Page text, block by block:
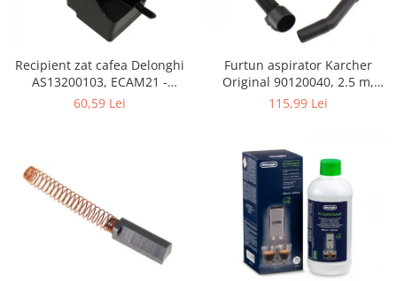
Telecomenzi garaj
Sport & Activitati in aer liber
Accesorii antrenament
Accesorii Fitness
Accesorii sportive
Ciclism
Sporturi acvatice
Sporturi de interior
TV, Audio & Foto
Recipient zat cafea Delonghi
AS13200103, ECAM21 -
ECAM25
60,59 Lei
Furtun aspirator Karcher
Original 90120040, 2.5 m,
negru
115,99 Lei